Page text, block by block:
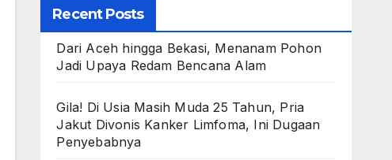
Recent Posts
Dari Aceh hingga Bekasi, Menanam Pohon
Jadi Upaya Redam Bencana Alam
Gila! Di Usia Masih Muda 25 Tahun, Pria
Jakut Divonis Kanker Limfoma, Ini Dugaan
Penyebabnya